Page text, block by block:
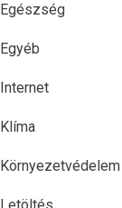
Egészség
Egyéb
Internet
Klíma
Környezetvédelem